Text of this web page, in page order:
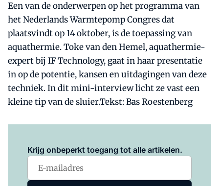
Een van de onderwerpen op het programma van
het Nederlands Warmtepomp Congres dat
plaatsvindt op 14 oktober, is de toepassing van
aquathermie. Toke van den Hemel, aquathermie-
expert bij IF Technology, gaat in haar presentatie
in op de potentie, kansen en uitdagingen van deze
techniek. In dit mini-interview licht ze vast een
kleine tip van de sluier.Tekst: Bas Roestenberg
Krijg onbeperkt toegang tot alle artikelen.